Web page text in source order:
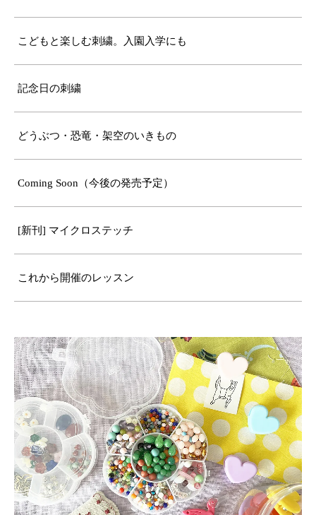
こどもと楽しむ刺繍。入園入学にも
記念日の刺繍
どうぶつ・恐竜・架空のいきもの
Coming Soon（今後の発売予定）
[新刊] マイクロステッチ
これから開催のレッスン